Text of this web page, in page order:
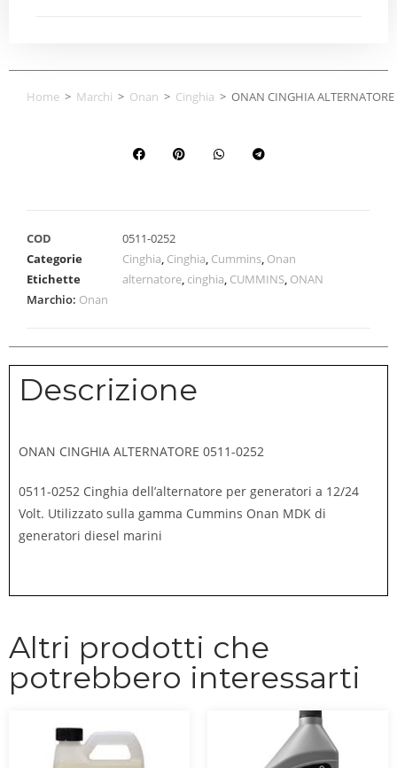
Home > Marchi > Onan > Cinghia > ONAN CINGHIA
COD
0511-0252
Categorie
Cinghia, Cinghia, Cummins, Onan
Etichette
alternatore, cinghia, CUMMINS, ONAN
Marchio: Onan
Descrizione
ONAN CINGHIA ALTERNATORE 0511-0252
0511-0252 Cinghia dell’alternatore per generatori a 12/24
Volt. Utilizzato sulla gamma Cummins Onan MDK di
generatori diesel marini
Altri prodotti che
potrebbero interessarti